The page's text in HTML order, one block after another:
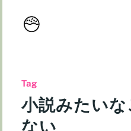
Tag
小説みたい
ない